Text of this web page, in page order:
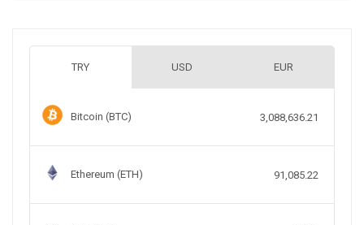
TRY USD EUR
Bitcoin (BTC) 3,088,636.21
Ethereum (ETH) 91,085.22